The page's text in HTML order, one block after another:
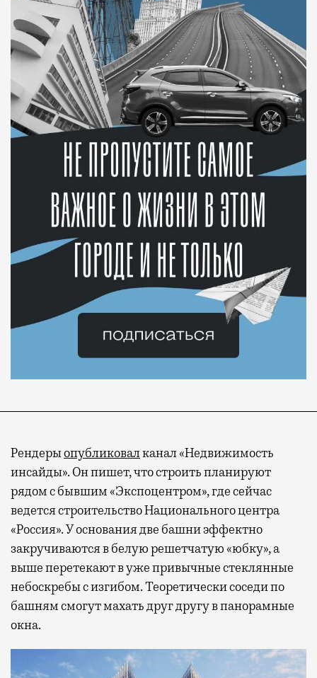
Рендерыопубликовалканал «Недвижимость
инсайды». Он пишет, что строить планируют
рядом с бывшим «Экспоцентром», где сейчас
ведется строительство Национального центра
«Россия». У основания две башни эффектно
закручиваются в белую решетчатую «юбку», а
выше перетекают в уже привычные стеклянные
небоскребы с изгибом. Теоретически соседи по
башням смогут махать друг другу в панорамные
окна.